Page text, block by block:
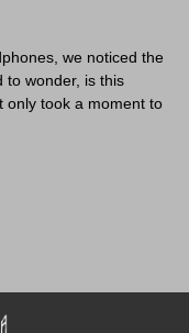
we noticed the
to wonder, is this
only took a moment to